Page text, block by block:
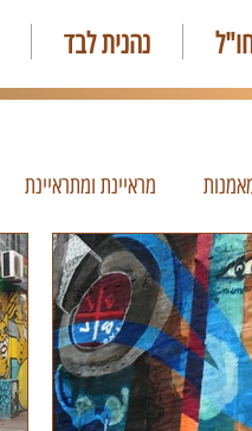
נהנית לבד
מראיינת ומתראיינת